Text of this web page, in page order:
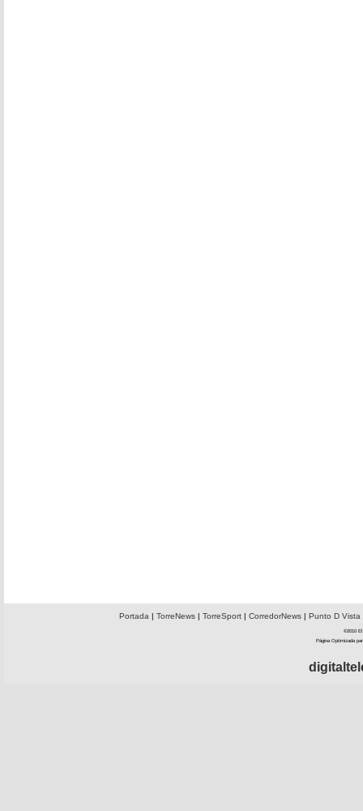
Portada | TorreNews| TorreSport| CorredorNews| Punto D Vista
©2010 El
Página Optimizada